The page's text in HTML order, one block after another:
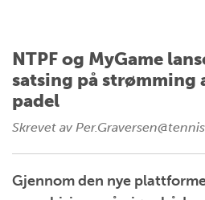
NTPF og MyGame
satsing på strømming
padel
Skrevet av
Gjennom den nye